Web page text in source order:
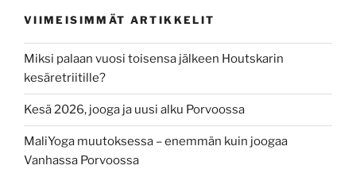
VIIMEISIMMÄT ARTIKKELIT
Miksi palaan vuosi toisensa jälkeen Houtskarin
kesäretriitille?
Kesä 2026, jooga ja uusi alku Porvoossa
MaliYoga muutoksessa – enemmän kuin joogaa
Vanhassa Porvoossa